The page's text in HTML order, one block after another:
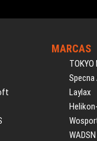
MARCAS
TOKYO
Specna
Laylax
WADSN